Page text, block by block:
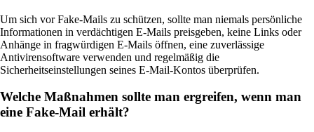
Um sich vor Fake-Mails zu schützen, sollte man niemals persönliche
Informationen in verdächtigen E-Mails preisgeben, keine Links oder
Anhänge in fragwürdigen E-Mails öffnen, eine zuverlässige
Antivirensoftware verwenden und regelmäßig die
Sicherheitseinstellungen seines E-Mail-Kontos überprüfen.
Welche Maßnahmen sollte man ergreifen, wenn man
eine Fake-Mail erhält?